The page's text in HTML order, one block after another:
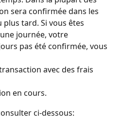
sera confirmée dans les
tard. Si vous êtes
journée, votre
pas été confirmée, vous
avec des frais
en cours.
ci-dessous: